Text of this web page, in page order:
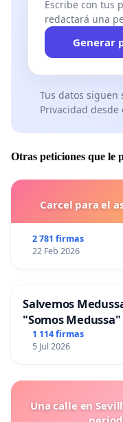
Escribe con tus
redactará una
Generar
Tus datos siguen
Privacidad desde
Otras peticiones que le
Carcel para el
2 781 firmas
22 Feb 2026
Salvemos
"Somos Medussa"
1 114 firmas
5 Jul 2026
Una calle en